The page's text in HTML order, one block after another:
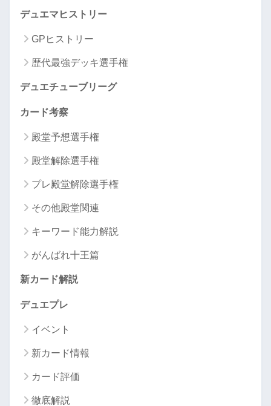
デュエマヒストリー
GPヒストリー
歴代最強デッキ選手権
デュエチューブリーグ
カード考察
殿堂予想選手権
殿堂解除選手権
プレ殿堂解除選手権
その他殿堂関連
キーワード能力解説
がんばれ十王篇
新カード解説
デュエプレ
イベント
新カード情報
カード評価
徹底解説